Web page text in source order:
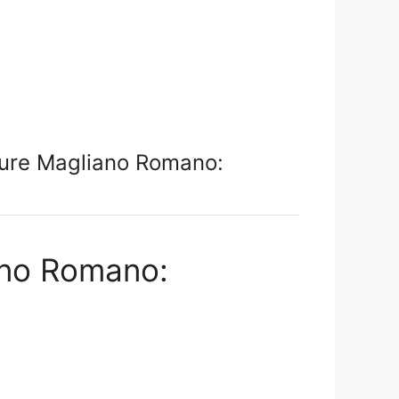
Magliano Romano:
Romano: